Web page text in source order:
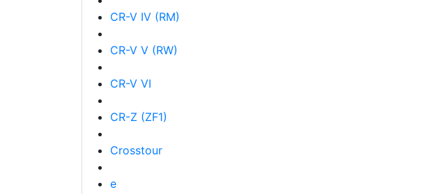
CR-V IV (RM)
CR-V V (RW)
CR-V VI
CR-Z (ZF1)
Crosstour
e